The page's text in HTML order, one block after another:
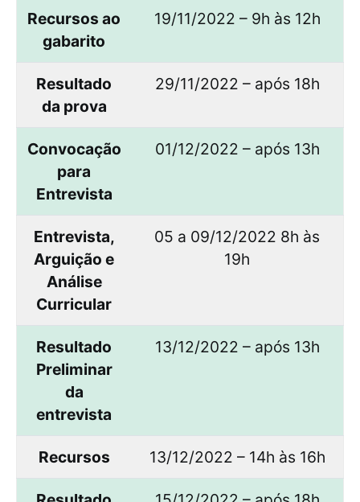
Recursos ao
gabarito
19/11/2022 – 9h às 12h
Resultado
da prova
29/11/2022 – após 18h
Convocação
para
Entrevista
01/12/2022 – após 13h
Entrevista,
Arguição e
Análise
Curricular
05 a 09/12/2022 8h às
19h
Resultado
Preliminar
da
entrevista
13/12/2022 – após 13h
Recursos 13/12/2022 – 14h às 16h